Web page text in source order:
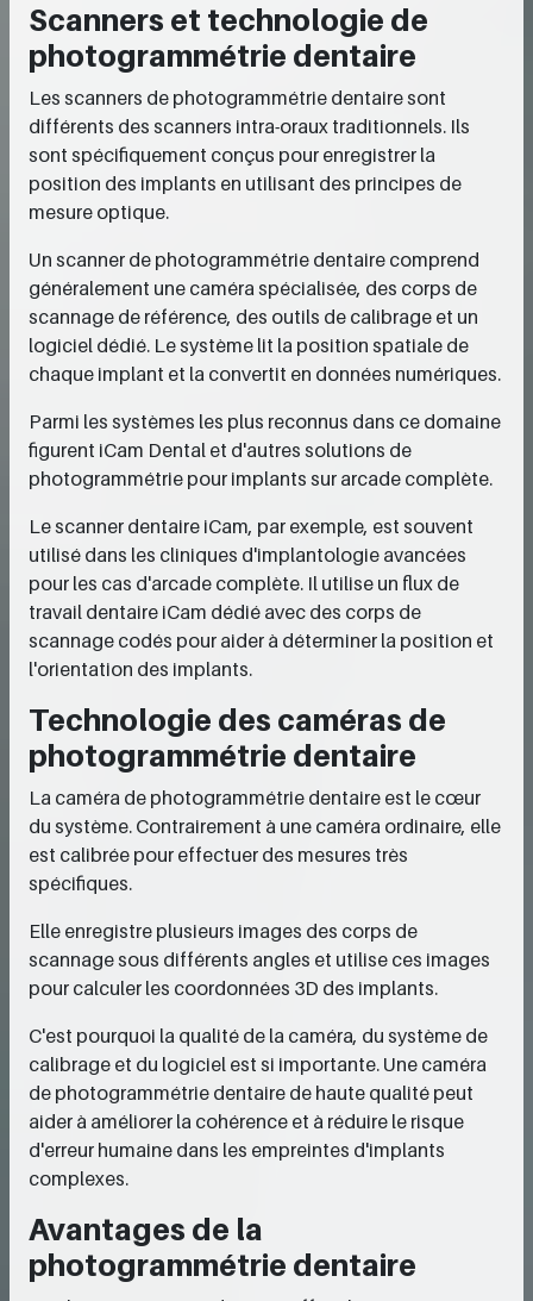
Scanners et technologie de
photogrammétrie dentaire
Les scanners de photogrammétrie dentaire sont
différents des scanners intra-oraux traditionnels. Ils
sont spécifiquement conçus pour enregistrer la
position des implants en utilisant des principes de
mesure optique.
Un scanner de photogrammétrie dentaire comprend
généralement une caméra spécialisée, des corps de
scannage de référence, des outils de calibrage et un
logiciel dédié. Le système lit la position spatiale de
chaque implant et la convertit en données numériques.
Parmi les systèmes les plus reconnus dans ce domaine
figurent iCam Dental et d'autres solutions de
photogrammétrie pour implants sur arcade complète.
Le scanner dentaire iCam, par exemple, est souvent
utilisé dans les cliniques d'implantologie avancées
pour les cas d'arcade complète. Il utilise un flux de
travail dentaire iCam dédié avec des corps de
scannage codés pour aider à déterminer la position et
l'orientation des implants.
Technologie des caméras de
photogrammétrie dentaire
La caméra de photogrammétrie dentaire est le cœur
du système. Contrairement à une caméra ordinaire, elle
est calibrée pour effectuer des mesures très
spécifiques.
Elle enregistre plusieurs images des corps de
scannage sous différents angles et utilise ces images
pour calculer les coordonnées 3D des implants.
C'est pourquoi la qualité de la caméra, du système de
calibrage et du logiciel est si importante. Une caméra
de photogrammétrie dentaire de haute qualité peut
aider à améliorer la cohérence et à réduire le risque
d'erreur humaine dans les empreintes d'implants
complexes.
Avantages de la
photogrammétrie dentaire